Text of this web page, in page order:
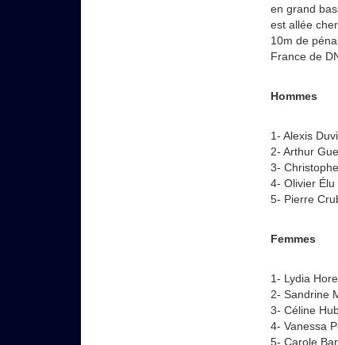
en grand
est allée
10m de
France de
Hommes
1- Alexis
2- Arthur
3-
4- Olivier Élu
5- Pierre
Femmes
1- Lydia
2- Sandrine
3- Céline
4- Vanessa
5- Carole